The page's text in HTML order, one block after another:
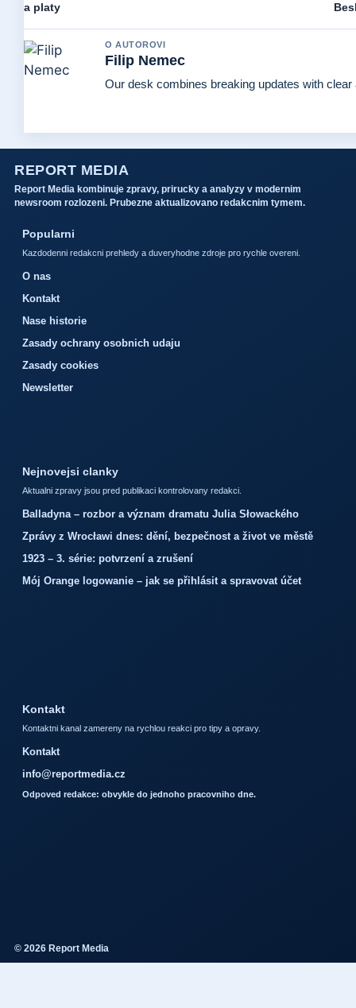
a platy
O AUTOROVI
Filip Nemec
Our desk combines breaking updates with
REPORT MEDIA
Report Media kombinuje zpravy, prirucky a analyzy v modernim
newsroom rozlozeni. Prubezne aktualizovano redakcnim tymem.
Popularni
Kazdodenni redakcni prehledy a duveryhodne zdroje pro rychle overeni.
O nas
Kontakt
Nase historie
Zasady ochrany osobnich udaju
Zasady cookies
Newsletter
Nejnovejsi clanky
Aktualni zpravy jsou pred publikaci kontrolovany redakci.
Balladyna – rozbor a význam dramatu Julia Słowackého
Zprávy z Wrocławi dnes: dění, bezpečnost a život ve městě
1923 – 3. série: potvrzení a zrušení
Mój Orange logowanie – jak se přihlásit a spravovat účet
Kontakt
Kontaktni kanal zamereny na rychlou reakci pro tipy a opravy.
Kontakt
info@reportmedia.cz
Odpoved redakce: obvykle do jednoho pracovniho dne.
© 2026 Report Media